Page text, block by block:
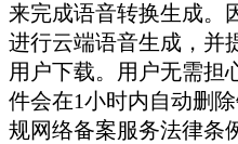
来完成语音转换生成。
进行云端语音生成，并
用户下载。用户无需担
件会在1小时内自动删
规网络备案服务法律条